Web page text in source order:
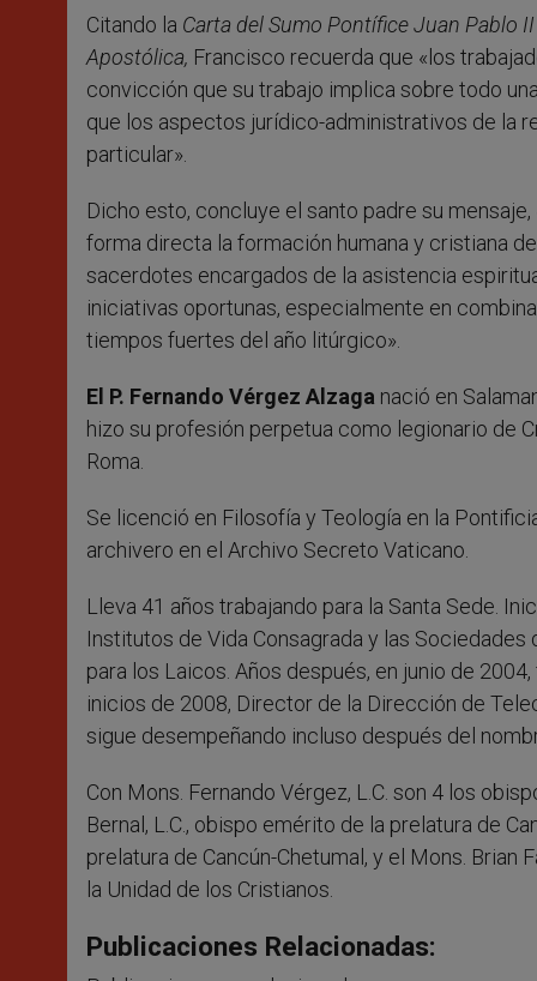
Citando la Carta del Sumo Pontífice Juan Pablo
Apostólica, Francisco recuerda que «los
convicción que su trabajo implica sobre todo
que los aspectos jurídico-administrativos de la
particular».
Dicho esto, concluye el santo padre su
forma directa la formación humana y cristiana
sacerdotes encargados de la asistencia
iniciativas oportunas, especialmente en
tiempos fuertes del año litúrgico».
El P. Fernando Vérgez Alzaga nació en
hizo su profesión perpetua como legionario de
Roma.
Se licenció en Filosofía y Teología en la
archivero en el Archivo Secreto Vaticano.
Lleva 41 años trabajando para la Santa Sede.
Institutos de Vida Consagrada y las
para los Laicos. Años después, en junio de
inicios de 2008, Director de la Dirección de
sigue desempeñando incluso después del
Con Mons. Fernando Vérgez, L.C. son 4 los
Bernal, L.C., obispo emérito de la prelatura de
prelatura de Cancún-Chetumal, y el Mons.
la Unidad de los Cristianos.
Publicaciones Relacionadas: